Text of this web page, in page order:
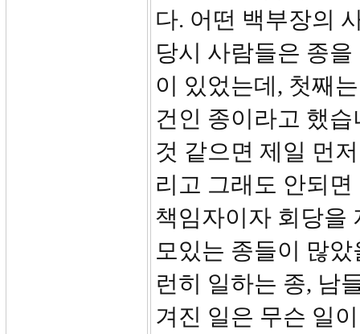
다. 어떤 백부장의
당시 사람들은 종
이 있었는데, 첫째
건인 종이라고 했
것 같으면 제일 먼
리고 그래도 안되
책임자이자 회당을
모있는 종들이 많
런히 일하는 종, 남
겨진 일은 무슨 일